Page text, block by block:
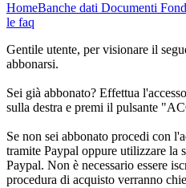
HomeBanche dati Documenti
le faq
Gentile utente, per visionare il
abbonarsi.
Sei già abbonato? Effettua
sulla destra e premi il pulsante
Se non sei abbonato procedi con
tramite Paypal oppure utilizzare la
Paypal. Non è necessario essere
procedura di acquisto verranno